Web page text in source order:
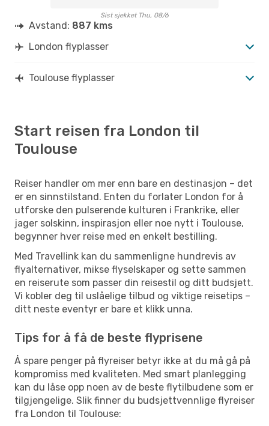
Sist sjekket Thu, 08/6
Avstand: 887 kms
London flyplasser
Toulouse flyplasser
Start reisen fra London til
Toulouse
Reiser handler om mer enn bare en destinasjon – det
er en sinnstilstand. Enten du forlater London for å
utforske den pulserende kulturen i Frankrike, eller
jager solskinn, inspirasjon eller noe nytt i Toulouse,
begynner hver reise med en enkelt bestilling.
Med Travellink kan du sammenligne hundrevis av
flyalternativer, mikse flyselskaper og sette sammen
en reiserute som passer din reisestil og ditt budsjett.
Vi kobler deg til uslåelige tilbud og viktige reisetips –
ditt neste eventyr er bare et klikk unna.
Tips for å få de beste flyprisene
Å spare penger på flyreiser betyr ikke at du må gå på
kompromiss med kvaliteten. Med smart planlegging
kan du låse opp noen av de beste flytilbudene som er
tilgjengelige. Slik finner du budsjettvennlige flyreiser
fra London til Toulouse: